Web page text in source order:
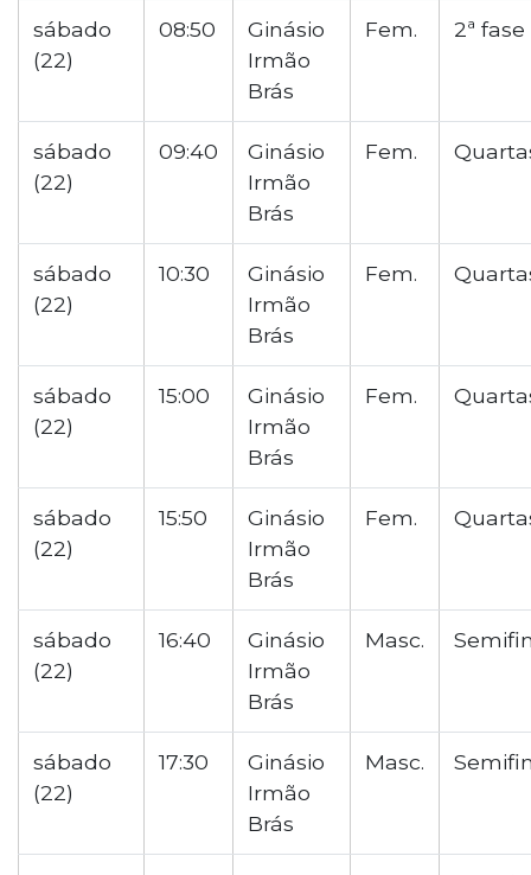
sábado
(22)
08:50
Ginásio
Irmão
Brás
Fem. 2ª fase
sábado
(22)
09:40
Ginásio
Irmão
Brás
Fem.
sábado
(22)
10:30
Ginásio
Irmão
Brás
Fem.
sábado
(22)
15:00
Ginásio
Irmão
Brás
Fem.
sábado
(22)
15:50
Ginásio
Irmão
Brás
Fem.
sábado
(22)
16:40
Ginásio
Irmão
Brás
Masc.
sábado
(22)
17:30
Ginásio
Irmão
Brás
Masc.